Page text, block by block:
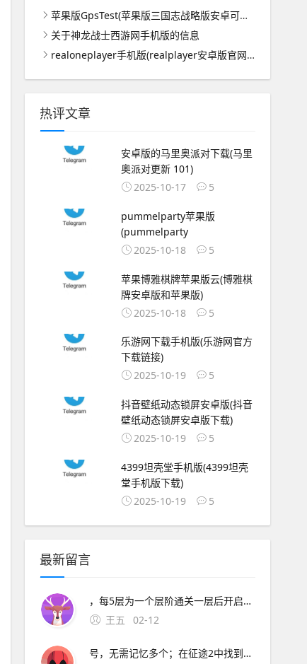
苹果版GpsTest(苹果版三国志战略版安卓可以玩吗)
关于神龙战士西游网手机版的信息
realoneplayer手机版(realplayer安卓版官网下载)
热评文章
安卓版的马里奥派对下载(马里
奥派对更新 101)
2025-10-17
5
pummelparty苹果版
(pummelparty
2025-10-18
5
苹果博雅棋牌苹果版云(博雅棋
牌安卓版和苹果版)
2025-10-18
5
乐游网下载手机版(乐游网官方
下载链接)
2025-10-19
5
抖音壁纸动态锁屏安卓版(抖音
壁纸动态锁屏安卓版下载)
2025-10-19
5
4399坦壳堂手机版(4399坦壳
堂手机版下载)
2025-10-19
5
最新留言
，每5层为一个层阶通关一层后开启扫荡功能，扫荡有次数和冷却时间限制征途2内测版太庙搬砖攻略太庙搬砖；一进入游戏 下载安装在手机中安装征途2手游选择区服打开游戏后，选择游戏区服，点击踏上征途创建角色选择角色性别，输
王五
02-12
号，无需记忆多个；在征途2中找到货币及交易安全锁功能的操作步骤如下下载安装游戏使用安卓系统设备如s9+，下载并完成征途2的安装，点击游戏图标进入启动界面登录账号在